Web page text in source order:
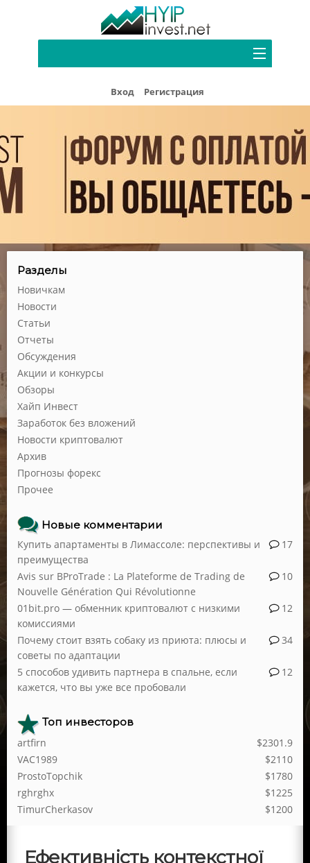
Рефбек
Реклама
Вход Регистрация
Разделы
Новичкам
Новости
Статьи
Отчеты
Обсуждения
Акции и конкурсы
Обзоры
Хайп Инвест
Заработок без вложений
Новости криптовалют
Архив
Прогнозы форекс
Прочее
Новые комментарии
17
Купить апартаменты в Лимассоле: перспективы и
преимущества
10
Avis sur BProTrade : La Plateforme de Trading de
Nouvelle Génération Qui Révolutionne
12
01bit.pro — обменник криптовалют с низкими
комиссиями
34
Почему стоит взять собаку из приюта: плюсы и
советы по адаптации
12
5 способов удивить партнера в спальне, если
кажется, что вы уже все пробовали
Топ инвесторов
$2301.9
artfirn
$2110
VAC1989
$1780
ProstoTopchik
$1225
rghrghx
$1200
TimurCherkasov
Ефективність контекстної